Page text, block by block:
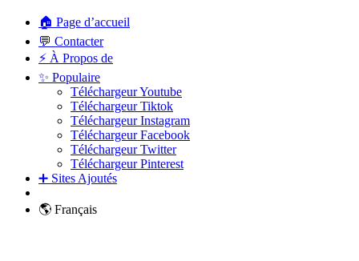
🏠 Page d’accueil
💬 Contacter
⚡ À Propos de
✨ Populaire
Téléchargeur Youtube
Téléchargeur Tiktok
Téléchargeur Instagram
Téléchargeur Facebook
Téléchargeur Twitter
Téléchargeur Pinterest
➕ Sites Ajoutés
🌎 Français